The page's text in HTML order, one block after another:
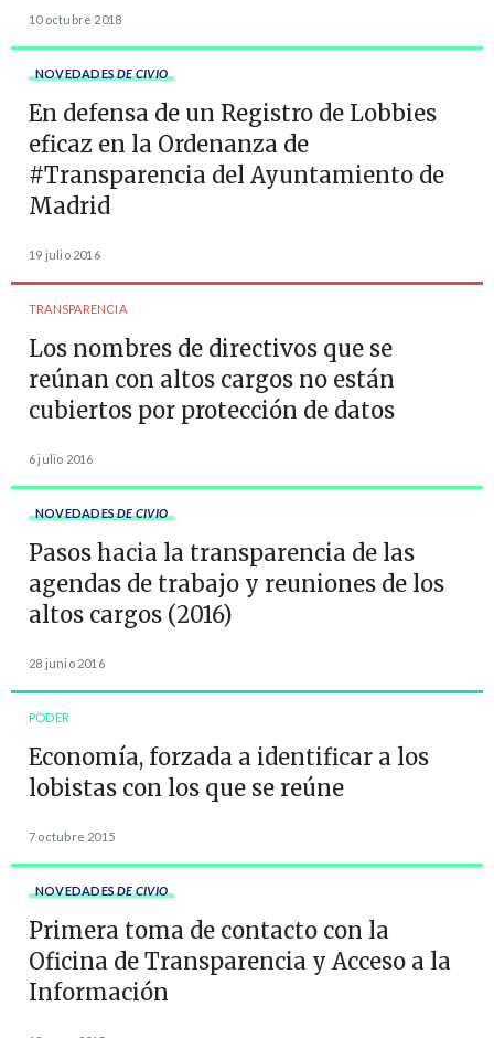
10 octubre 2018
NOVEDADES DE CIVIO
En defensa de un Registro de Lobbies
eficaz en la Ordenanza de
#Transparencia del Ayuntamiento de
Madrid
19 julio 2016
TRANSPARENCIA
Los nombres de directivos que se
reúnan con altos cargos no están
cubiertos por protección de datos
6 julio 2016
NOVEDADES DE CIVIO
Pasos hacia la transparencia de las
agendas de trabajo y reuniones de los
altos cargos (2016)
28 junio 2016
PODER
Economía, forzada a identificar a los
lobistas con los que se reúne
7 octubre 2015
NOVEDADES DE CIVIO
Primera toma de contacto con la
Oficina de Transparencia y Acceso a la
Información